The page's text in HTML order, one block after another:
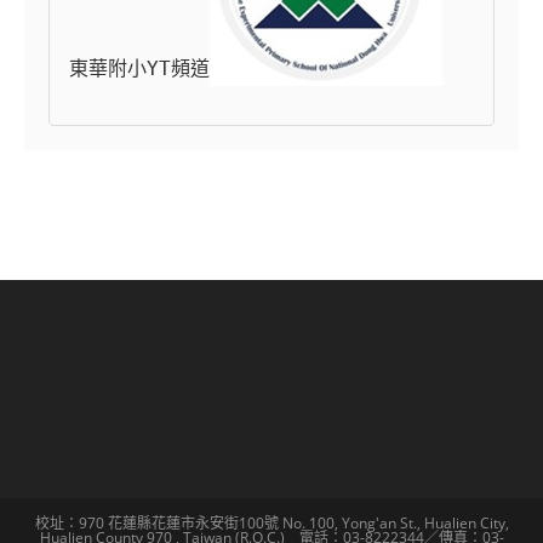
東華附小YT頻道
校址：970 花蓮縣花蓮市永安街100號 No. 100, Yong'an St., Hualien City,
Hualien County 970 , Taiwan (R.O.C.) 電話：03-8222344／傳真：03-